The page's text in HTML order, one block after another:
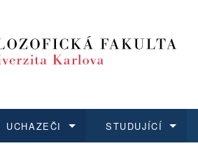
UCHAZEČI STUDUJÍCÍ